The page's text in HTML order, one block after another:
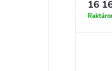
16